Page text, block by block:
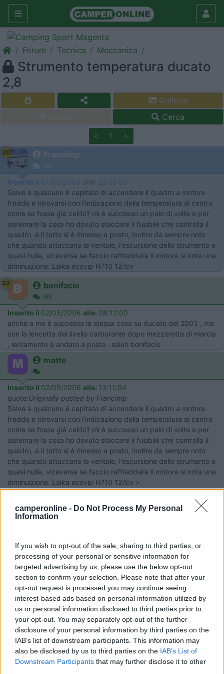
camperonline - Do Not Process My Personal
Information
If you wish to opt-out of the sale, sharing to third parties, or
processing of your personal or sensitive information for
targeted advertising by us, please use the below opt-out
section to confirm your selection. Please note that after your
opt-out request is processed you may continue seeing
interest-based ads based on personal information utilized by
us or personal information disclosed to third parties prior to
your opt-out. You may separately opt-out of the further
disclosure of your personal information by third parties on the
IAB’s list of downstream participants. This information may
also be disclosed by us to third parties on the IAB’s List of
Downstream Participants that may further disclose it to other
Forum Tecnica Meccanica
Strumento temperatura ducato
2,8
Galleria
Cerca
< 1 >
20 Francimp
128
Inserito il 01/05/2006 alle: 22:53:00
Salve a qualcuno è capitato di accendere il quadro a motore
freddo e ritrovarsi con l'indicazione della temperatura al centro
come se fosse già caldo? mi è successo un paio di volte e per
sistemare la cosa ho dovuto staccare il fusibile che controlla il
quadro, è il tutto si è rimesso a posto, inoltre da sempre noto
che quando attaccano le ventole, l'escursione dello strumento e
quasi nulla, viceversa se faccio raffreddare il motore si nota una
diminuizione. Laika ecovip H710 127cv
22 bonifacio
195
Inserito il 02/05/2006 alle: 08:12:00
anche a me è successa la stessa cosa su ducato del 2003 , ma
con la lencetta del livello carburante dopo mezzoretta di marcia
, lentamente è andato a posto . saluti bonifacio
matte
-
Inserito il 02/05/2006 alle: 13:11:04
quote:Originally posted by Francimp
Salve a qualcuno è capitato di accendere il quadro a motore
freddo e ritrovarsi con l'indicazione della temperatura al centro
come se fosse già caldo? mi è successo un paio di volte e per
sistemare la cosa ho dovuto staccare il fusibile che controlla il
quadro, è il tutto si è rimesso a posto, inoltre da sempre noto
che quando attaccano le ventole, l'escursione dello strumento e
quasi nulla, viceversa se faccio raffreddare il motore si nota una
diminuizione. Laika ecovip H710 127cv >
> Ciao, stesso identico problema. Alla fiat mi hanno detto che è
normalissimo che non si noti alcuna escursione della lancetta
oltre i 90 gradi, in quanto il controllo sulla temperatura nel
mese e ho deciso di non fare la sostituzione dello strumento per
non rischiare di mettermi in casa altri problemi, ma non so che
dire. A presto
Roberto66
22611
Inserito il02/05/2006 alle: 13:39:23
a me e' successo appena ritirato. ho staccato il morsetto della
batteria per 5 minuti e dopo averlo riattaccato il problema
sembra scomparso. Ciao Roberto
jimbo65
7945